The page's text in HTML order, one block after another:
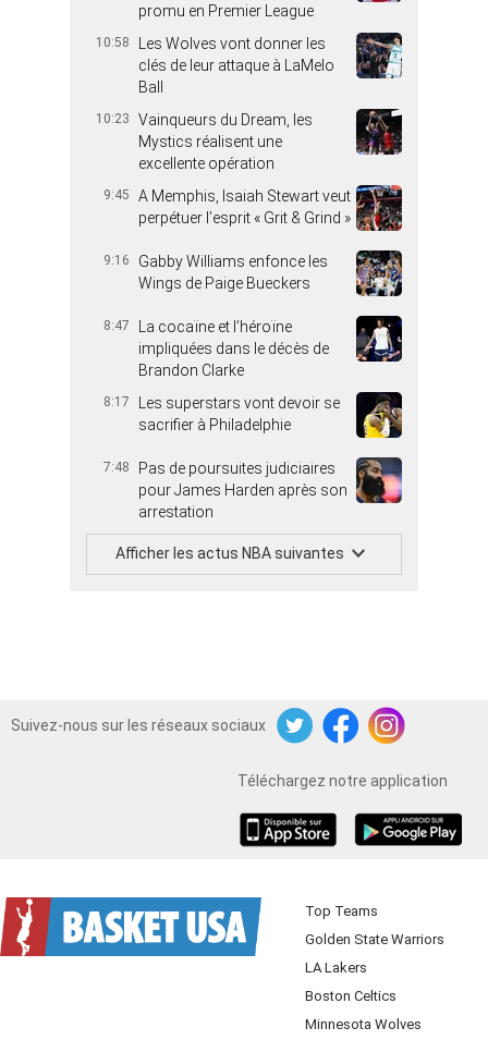
promu en Premier League
10:58
Les Wolves vont donner les
clés de leur attaque à LaMelo
Ball
10:23
Vainqueurs du Dream, les
Mystics réalisent une
excellente opération
9:45
A Memphis, Isaiah Stewart veut
perpétuer l’esprit « Grit & Grind »
9:16
Gabby Williams enfonce les
Wings de Paige Bueckers
8:47
La cocaïne et l’héroïne
impliquées dans le décès de
Brandon Clarke
8:17
Les superstars vont devoir se
sacrifier à Philadelphie
7:48
Pas de poursuites judiciaires
pour James Harden après son
arrestation
Afficher les actus NBA suivantes
Suivez-nous sur les réseaux sociaux
TwitterFacebookInstagram
Téléchargez notre application
Top Teams
Golden State Warriors
LA Lakers
Boston Celtics
Minnesota Wolves